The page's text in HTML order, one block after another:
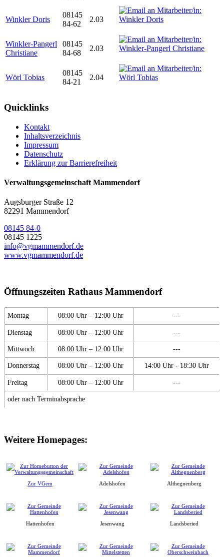
Winkler Doris
08145
84-62
2.03
Winkler-Pangerl
Christiane
08145
84-68
2.03
Wörl Tobias
08145
84-21
2.04
Quicklinks
Kontakt
Inhaltsverzeichnis
Impressum
Datenschutz
Erklärung zur Barrierefreiheit
Verwaltungsgemeinschaft Mammendorf
Augsburger Straße 12
82291 Mammendorf
08145 84-0
08145 1225
info@vgmammendorf.de
www.vgmammendorf.de
Öffnungszeiten Rathaus Mammendorf
Montag 08:00 Uhr – 12:00 Uhr ---
Dienstag 08:00 Uhr – 12:00 Uhr ---
Mittwoch 08:00 Uhr – 12:00 Uhr ---
Donnerstag 08:00 Uhr – 12:00 Uhr 14:00 Uhr - 18:30 Uhr
Freitag 08:00 Uhr – 12:00 Uhr ---
oder nach Terminabsprache
Weitere Homepages:
Zur VGem Adelshofen Althegnenberg
Hattenhofen Jesenwang Landsberied